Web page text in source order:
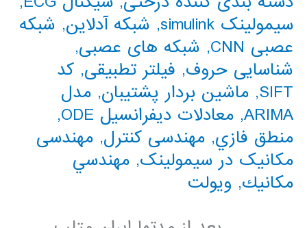
سیمولینک simulink
, شبکه آدلاین, شبکه
عصبی CNN
, شبکه های عصبی,
شناسایی حروف, فیلتر تطبیقی, کد
SIFT
, ماشین بردار پشتیبان, مدل
ARIMA
, معادلات دیفرانسیل ODE
,
منطق فازي, مهندسی کنترل, مهندسی
مکانیک در سیمولینک, مهندسي
مكانيك, ویولت